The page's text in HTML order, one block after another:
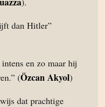
dan Hitler”
en zo maar hij
(Özcan Akyol)
dat prachtige